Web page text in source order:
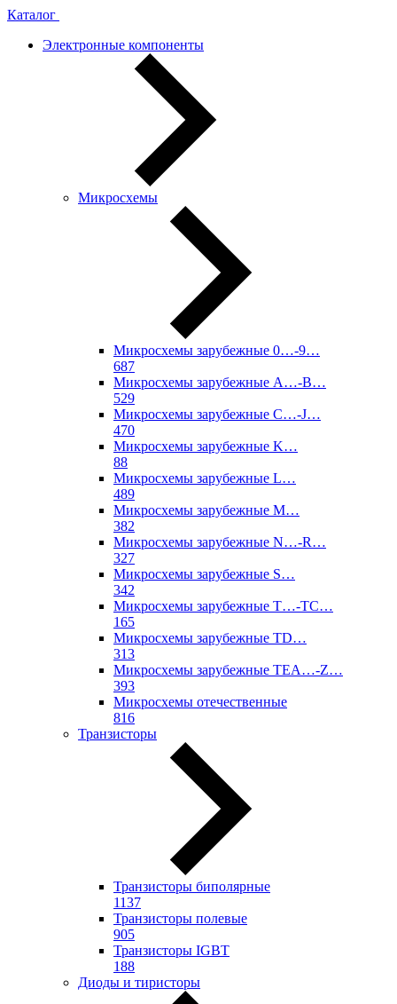
Каталог
Электронные компоненты
Микросхемы
Микросхемы зарубежные 0…-9…
687
Микросхемы зарубежные A…-B…
529
Микросхемы зарубежные C…-J…
470
Микросхемы зарубежные K…
88
Микросхемы зарубежные L…
489
Микросхемы зарубежные M…
382
Микросхемы зарубежные N…-R…
327
Микросхемы зарубежные S…
342
Микросхемы зарубежные T…-TC…
165
Микросхемы зарубежные TD…
313
Микросхемы зарубежные TEA…-Z…
393
Микросхемы отечественные
816
Транзисторы
Транзисторы биполярные
1137
Транзисторы полевые
905
Транзисторы IGBT
188
Диоды и тиристоры